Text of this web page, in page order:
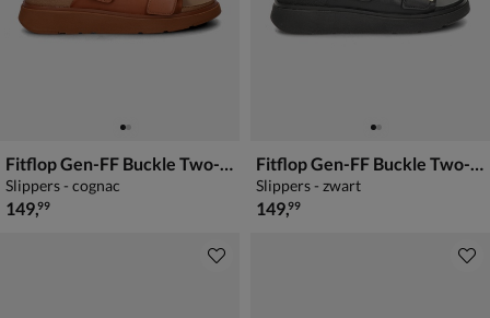
Fitflop Gen-FF Buckle Two-Bar
Slippers - cognac
€ 149,99
149,99
Fitflop Gen-FF Buckle Two-Bar
Slippers - zwart
€ 149,99
149,99